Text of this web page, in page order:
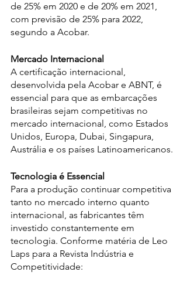
de 25% em 2020 e de 20% em 2021,
com previsão de 25% para 2022,
segundo a Acobar.
Mercado Internacional
A certificação internacional,
desenvolvida pela Acobar e ABNT, é
essencial para que as embarcações
brasileiras sejam competitivas no
mercado internacional, como Estados
Unidos, Europa, Dubai, Singapura,
Austrália e os países Latinoamericanos.
Tecnologia é Essencial
Para a produção continuar competitiva
tanto no mercado interno quanto
internacional, as fabricantes têm
investido constantemente em
tecnologia. Conforme matéria de Leo
Laps para a Revista Indústria e
Competitividade: